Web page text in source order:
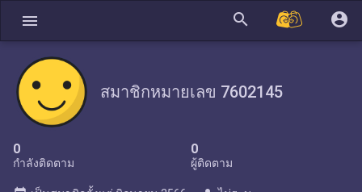
menu search account_circle
สมาชิกหมายเลข 7602145
0
กำลังติดตาม
0
ผู้ติดตาม